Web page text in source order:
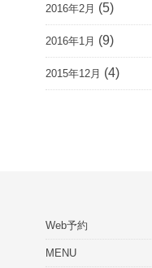
2016年2月 (5)
2016年1月 (9)
2015年12月 (4)
Web予約
MENU